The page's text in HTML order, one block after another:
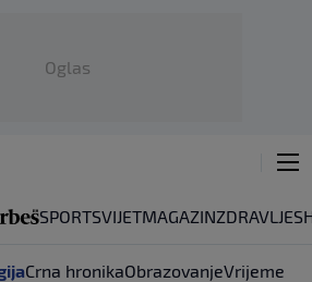
Oglas
SPORTSVIJETMAGAZINZDRAVLJE
Crna hronikaObrazovanjeVrijeme